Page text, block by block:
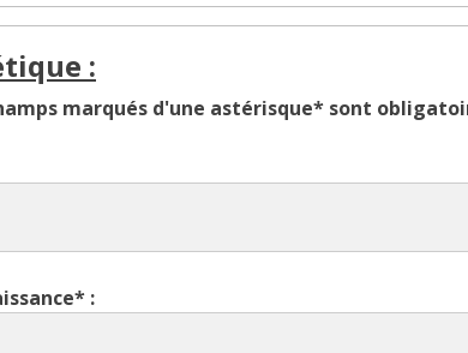
:
marqués d'une astérisque* sont
: